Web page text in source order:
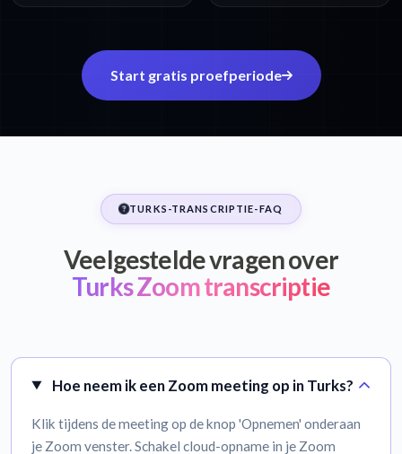
Start gratis proefperiode
TURKS-TRANSCRIPTIE-FAQ
Veelgestelde vragen over
Turks Zoom transcriptie
Hoe neem ik een Zoom meeting op in Turks?
Klik tijdens de meeting op de knop 'Opnemen' onderaan
je Zoom venster. Schakel cloud-opname in je Zoom